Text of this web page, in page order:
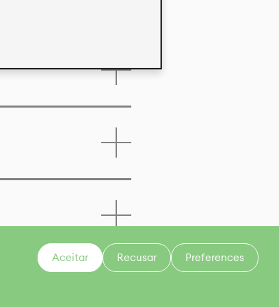
Aceitar Recusar Preferences